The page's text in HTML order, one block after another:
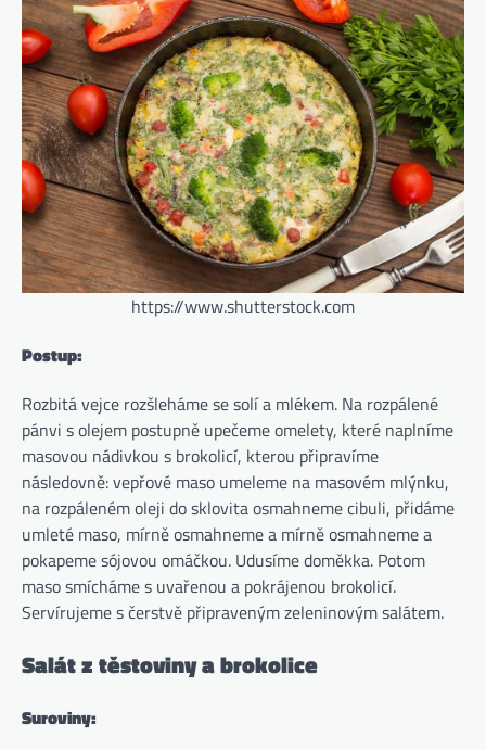
https://www.shutterstock.com
Postup:
Rozbitá vejce rozšleháme se solí a mlékem. Na rozpálené
pánvi s olejem postupně upečeme omelety, které naplníme
masovou nádivkou s brokolicí, kterou připravíme
následovně: vepřové maso umeleme na masovém mlýnku,
na rozpáleném oleji do sklovita osmahneme cibuli, přidáme
umleté ​​maso, mírně osmahneme a mírně osmahneme a
pokapeme sójovou omáčkou. Udusíme doměkka. Potom
maso smícháme s uvařenou a pokrájenou brokolicí.
Servírujeme s čerstvě připraveným zeleninovým salátem.
Salát z těstoviny a brokolice
Suroviny: